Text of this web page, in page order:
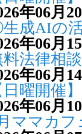
年06月
成AIの
年06月
料法律相談
年06月
日曜開催
年06月
ママカ